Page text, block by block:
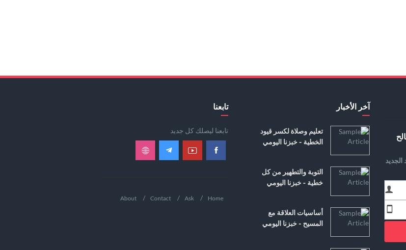
آخر الأخبار
تعليم وصلاة لكسر قيود
الخطية - خبزنا اليومي
التوبة والتطهير من كل
خطية - خبزنا اليومي
أساسيات العلاقة مع
المسيح - خبزنا اليومي
تابعنا
تابعنا ليصلك كل جديد
Home
Ask
Contact
About